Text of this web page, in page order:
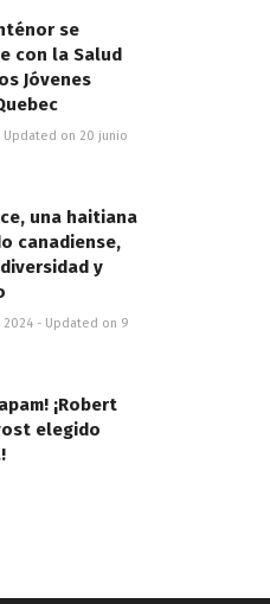
se
con la Salud
Jóvenes
Updated on 20 junio
una haitiana
canadiense,
y
- Updated on 9
¡Robert
elegido